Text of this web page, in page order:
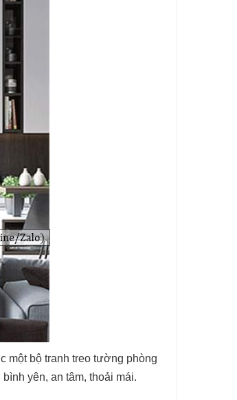
một bộ tranh treo tường phòng
yên, an tâm, thoải mái.